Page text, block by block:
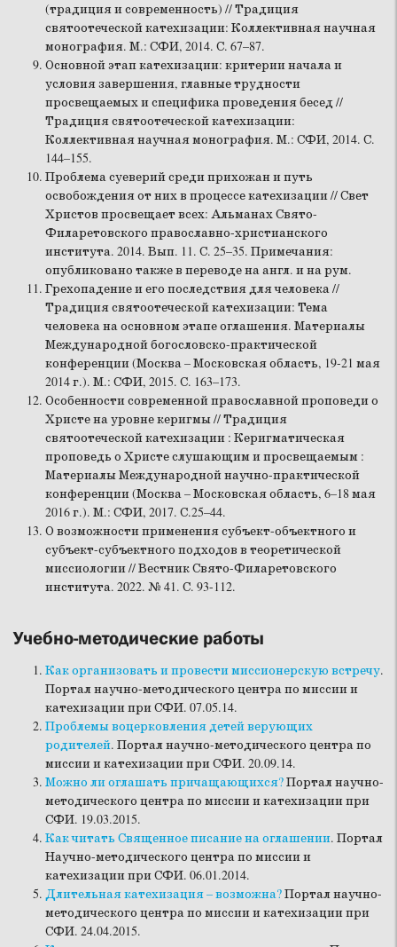
(традиция и современность) // Традиция
святоотеческой катехизации: Коллективная научная
монография. М.: СФИ, 2014. С. 67–87.
Основной этап катехизации: критерии начала и
условия завершения, главные трудности
просвещаемых и специфика проведения бесед //
Традиция святоотеческой катехизации:
Коллективная научная монография. М.: СФИ, 2014. С.
144–155.
Проблема суеверий среди прихожан и путь
освобождения от них в процессе катехизации // Свет
Христов просвещает всех: Альманах Свято-
Филаретовского православно-христианского
института. 2014. Вып. 11. С. 25–35. Примечания:
опубликовано также в переводе на англ. и на рум.
Грехопадение и его последствия для человека //
Традиция святоотеческой катехизации: Тема
человека на основном этапе оглашения. Материалы
Международной богословско-практической
конференции (Москва – Московская область, 19-21 мая
2014 г.). М.: СФИ, 2015. С. 163–173.
Особенности современной православной проповеди о
Христе на уровне керигмы // Традиция
святоотеческой катехизации : Керигматическая
проповедь о Христе слушающим и просвещаемым :
Материалы Международной научно-практической
конференции (Москва – Московская область, 6–18 мая
2016 г.). М.: СФИ, 2017. С.25–44.
О возможности применения субъект-объектного и
субъект-субъектного подходов в теоретической
миссиологии // Вестник Свято-Филаретовского
института. 2022. № 41. С. 93-112.
Учебно-методические работы
Как организовать и провести миссионерскую встречу.
Портал научно-методического центра по миссии и
катехизации при СФИ. 07.05.14.
Проблемы воцерковления детей верующих
родителей. Портал научно-методического центра по
миссии и катехизации при СФИ. 20.09.14.
Можно ли оглашать причащающихся?Портал научно-
методического центра по миссии и катехизации при
СФИ. 19.03.2015.
Как читать Священное писание на оглашении. Портал
Научно-методического центра по миссии и
катехизации при СФИ. 06.01.2014.
Длительная катехизация – возможна?Портал научно-
методического центра по миссии и катехизации при
СФИ. 24.04.2015.